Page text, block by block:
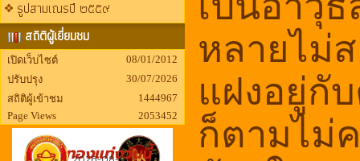
รูปสามเณรปี ๒๕๕๙
สถิติผู้เยี่ยมชม
เปิดเว็บไซต์
08/01/2012
ปรับปรุง
30/07/2026
สถิติผู้เข้าชม
1444967
Page Views
2053452
เป็นอาวุ
หลายไม่
แฝงอยู่กั
ก็ตามไม่